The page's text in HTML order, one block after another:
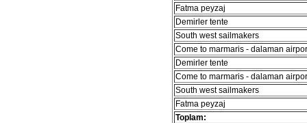
Fatma peyzaj
Demirler tente
South west sailmakers
Come to marmaris - dalaman
Demirler tente
Come to marmaris - dalaman
South west sailmakers
Fatma peyzaj
Toplam: